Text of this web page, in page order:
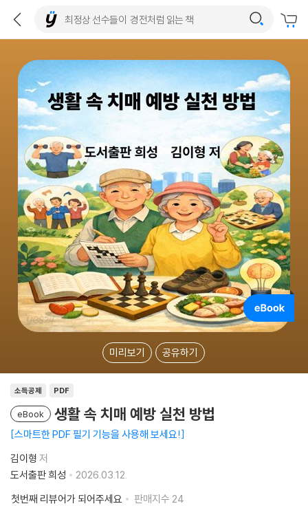
미리보기 공유하기
소득공제 PDF
eBook 생활 속 치매 예방 실천 방법
스마트한 PDF 필기 기능을 사용해 보세요!
김이형 저
도서출판 희성
2026.03.12.
첫번째 리뷰어가 되어주세요
판매지수 24